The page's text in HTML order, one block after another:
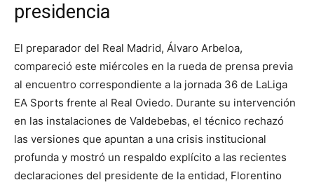
presidencia
El preparador del Real Madrid, Álvaro Arbeloa,
compareció este miércoles en la rueda de prensa previa
al encuentro correspondiente a la jornada 36 de LaLiga
EA Sports frente al Real Oviedo. Durante su intervención
en las instalaciones de Valdebebas, el técnico rechazó
las versiones que apuntan a una crisis institucional
profunda y mostró un respaldo explícito a las recientes
declaraciones del presidente de la entidad, Florentino